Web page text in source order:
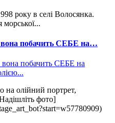
року в селі Волосянка.
вона побачить СЕБЕ на…
олійний портрет,
фото]